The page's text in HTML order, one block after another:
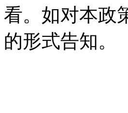
看。如对本政
的形式告知。